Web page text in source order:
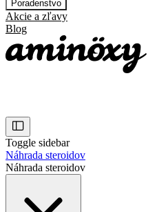
Poradenstvo
Akcie a zľavy
Blog
Toggle sidebar
Náhrada steroidov
Náhrada steroidov